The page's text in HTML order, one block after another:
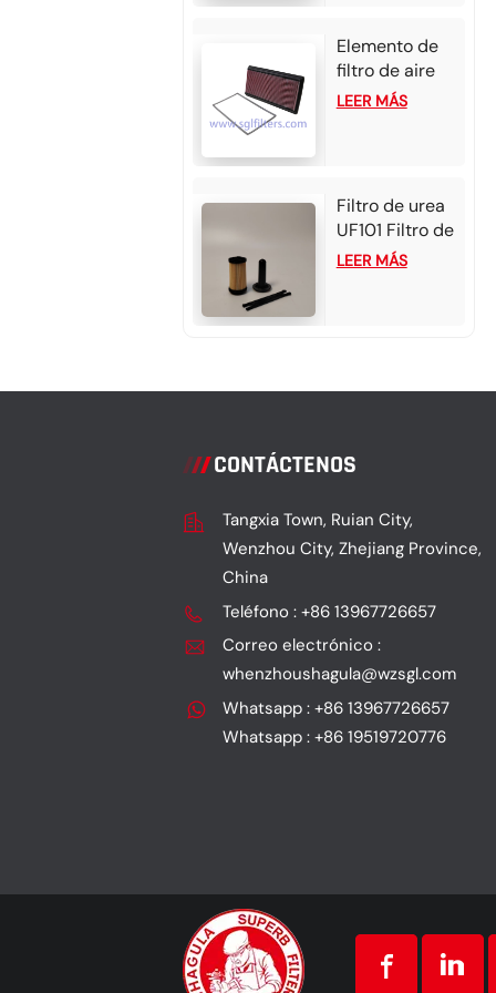
Elemento de
filtro de aire
de alto flujo
LEER MÁS
Filtro de urea
UF101 Filtro de
urea - Tarjeta
LEER MÁS
CONTÁCTENOS
Tangxia Town, Ruian City,
Wenzhou City, Zhejiang Province,
China
Teléfono : +86 13967726657
Correo electrónico :
whenzhoushagula@wzsgl.com
Whatsapp : +86 13967726657
Whatsapp : +86 19519720776